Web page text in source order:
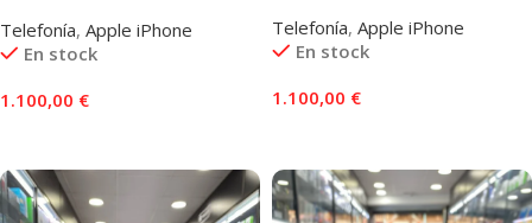
Telefonía, Apple iPhone
En stock
1.100,00 €
Telefonía, Apple iPhone
En stock
1.100,00 €